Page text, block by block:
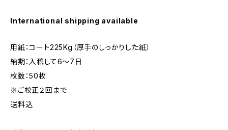
International shipping available
用紙：コート225Kg（厚手のしっかりした紙）
納期：入稿して6～7日
枚数：50枚
※ご校正２回まで
送料込